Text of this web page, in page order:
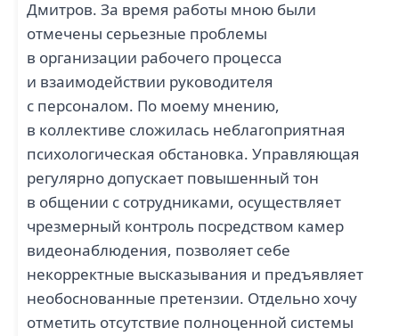
Дмитров. За время работы мною были
отмечены серьезные проблемы
в организации рабочего процесса
и взаимодействии руководителя
с персоналом. По моему мнению,
в коллективе сложилась неблагоприятная
психологическая обстановка. Управляющая
регулярно допускает повышенный тон
в общении с сотрудниками, осуществляет
чрезмерный контроль посредством камер
видеонаблюдения, позволяет себе
некорректные высказывания и предъявляет
необоснованные претензии. Отдельно хочу
отметить отсутствие полноценной системы